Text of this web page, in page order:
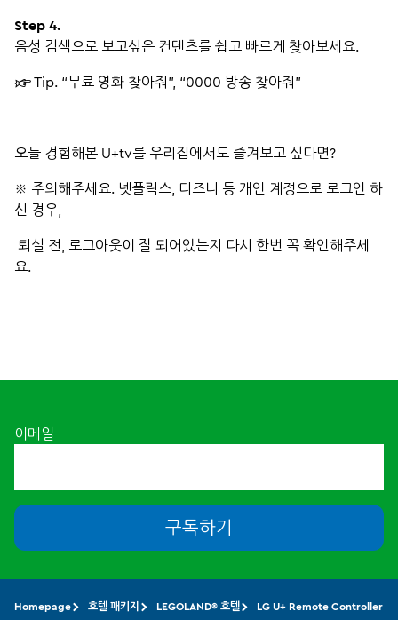
Step 4.
음성 검색으로 보고싶은 컨텐츠를 쉽고 빠르게 찾아보세요.
☞ Tip. “무료 영화 찾아줘”, “0000 방송 찾아줘”
오늘 경험해본 U+tv를 우리집에서도 즐겨보고 싶다면?
※ 주의해주세요. 넷플릭스, 디즈니 등 개인 계정으로 로그인 하
신 경우,
퇴실 전, 로그아웃이 잘 되어있는지 다시 한번 꼭 확인해주세
요.
이메일
구독하기
Homepage 호텔 패키지 LEGOLAND® 호텔 LG U+ Remote Controller